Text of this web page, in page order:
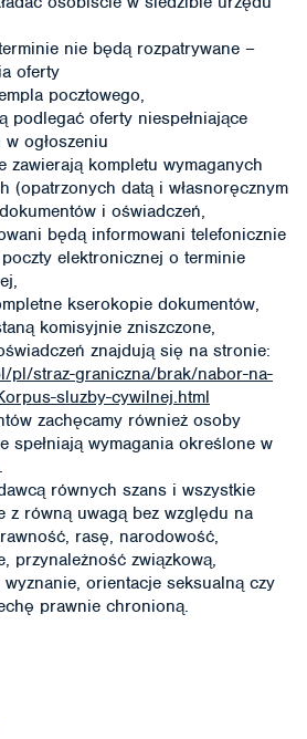
nie będą rozpatrywane –
oferty
pocztowego,
podlegać oferty niespełniające
ogłoszeniu
zawierają kompletu wymaganych
(opatrzonych datą i własnoręcznym
i oświadczeń,
będą informowani telefonicznie
elektronicznej o terminie
kserokopie dokumentów,
komisyjnie zniszczone,
znajdują się na stronie:
pl/straz-graniczna/brak/nabor-na-
sluzby-cywilnej.html
zachęcamy również osoby
spełniają wymagania określone w
równych szans i wszystkie
z równą uwagą bez względu na
rasę, narodowość,
przynależność związkową,
orientacje seksualną czy
prawnie chronioną.